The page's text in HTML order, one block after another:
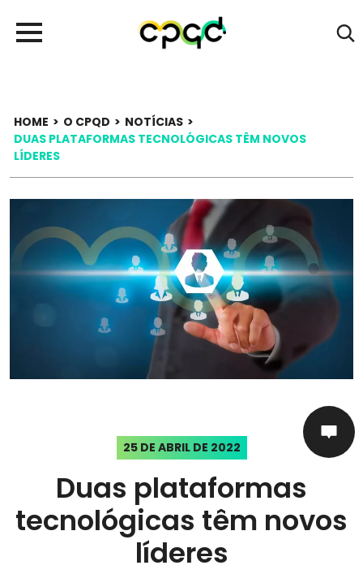
HOME > O CPQD > NOTÍCIAS >
DUAS PLATAFORMAS TECNOLÓGICAS TÊM NOVOS
LÍDERES
25 DE ABRIL DE 2022
Duas plataformas
tecnológicas têm novos
líderes